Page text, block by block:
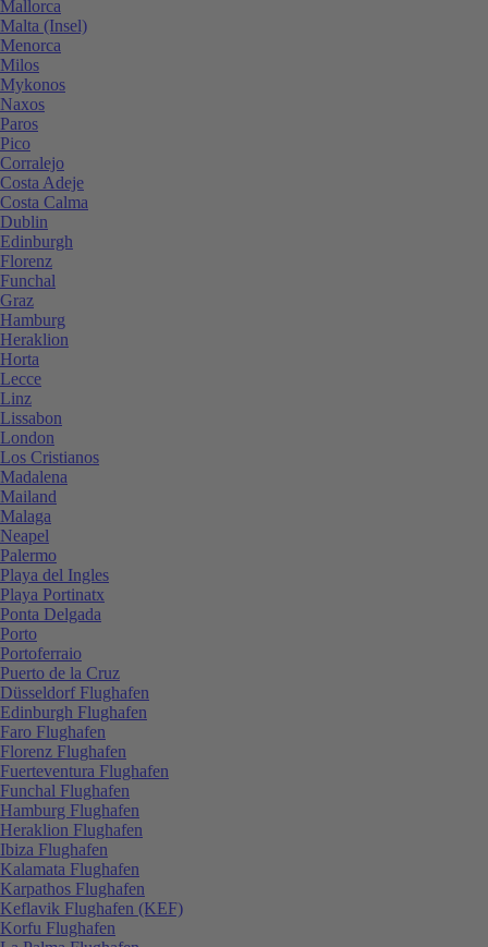
Mallorca
Malta (Insel)
Menorca
Milos
Mykonos
Naxos
Paros
Pico
Corralejo
Costa Adeje
Costa Calma
Dublin
Edinburgh
Florenz
Funchal
Graz
Hamburg
Heraklion
Horta
Lecce
Linz
Lissabon
London
Los Cristianos
Madalena
Mailand
Malaga
Neapel
Palermo
Playa del Ingles
Playa Portinatx
Ponta Delgada
Porto
Portoferraio
Puerto de la Cruz
Düsseldorf Flughafen
Edinburgh Flughafen
Faro Flughafen
Florenz Flughafen
Fuerteventura Flughafen
Funchal Flughafen
Hamburg Flughafen
Heraklion Flughafen
Ibiza Flughafen
Kalamata Flughafen
Karpathos Flughafen
Keflavik Flughafen (KEF)
Korfu Flughafen